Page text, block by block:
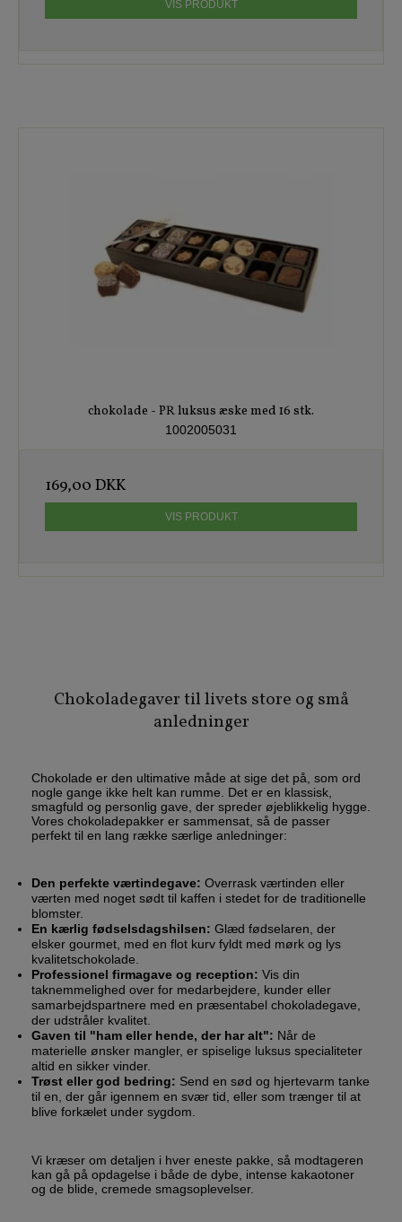
VIS PRODUKT
chokolade - PR luksus æske med 16 stk.
1002005031
169,00 DKK
VIS PRODUKT
Chokoladegaver til livets store og små
anledninger
Chokolade er den ultimative måde at sige det på, som ord
nogle gange ikke helt kan rumme. Det er en klassisk,
smagfuld og personlig gave, der spreder øjeblikkelig hygge.
Vores chokoladepakker er sammensat, så de passer
perfekt til en lang række særlige anledninger:
Den perfekte værtindegave: Overrask værtinden eller
værten med noget sødt til kaffen i stedet for de traditionelle
blomster.
En kærlig fødselsdagshilsen: Glæd fødselaren, der
elsker gourmet, med en flot kurv fyldt med mørk og lys
kvalitetschokolade.
Professionel firmagave og reception: Vis din
taknemmelighed over for medarbejdere, kunder eller
samarbejdspartnere med en præsentabel chokoladegave,
der udstråler kvalitet.
Gaven til "ham eller hende, der har alt": Når de
materielle ønsker mangler, er spiselige luksus specialiteter
altid en sikker vinder.
Trøst eller god bedring: Send en sød og hjertevarm tanke
til en, der går igennem en svær tid, eller som trænger til at
blive forkælet under sygdom.
Vi kræser om detaljen i hver eneste pakke, så modtageren
kan gå på opdagelse i både de dybe, intense kakaotoner
og de blide, cremede smagsoplevelser.